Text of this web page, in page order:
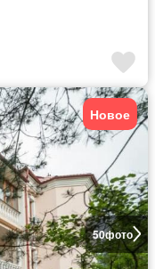
50фото
Новое